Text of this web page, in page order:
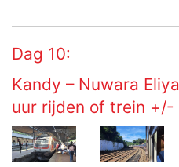
Dag 10:
Kandy – Nuwara
uur rijden of trein +/-